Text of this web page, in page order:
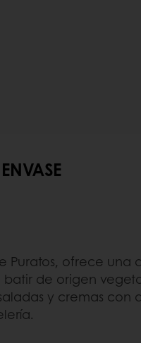
Puratos, ofrece una
de origen
y cremas con